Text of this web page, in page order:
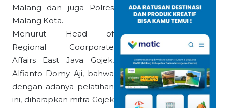
Malang dan juga Polres
Malang Kota.
Menurut Head of
Regional Coorporate
Affairs East Java Gojek,
Alfianto Domy Aji, bahwa
dengan adanya pelatihan
ini, diharapkan mitra Gojek